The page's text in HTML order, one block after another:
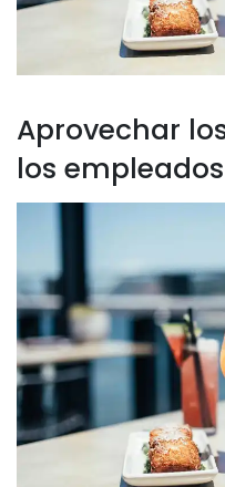
Aprovechar
los empleados